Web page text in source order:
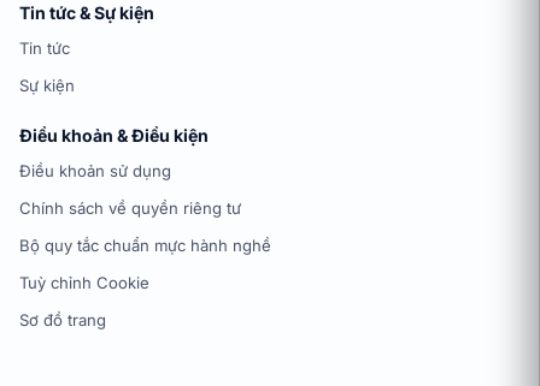
Tin tức & Sự kiện
Tin tức
Sự kiện
Điều khoản & Điều kiện
Điều khoản sử dụng
Chính sách về quyền riêng tư
Bộ quy tắc chuẩn mực hành nghề
Tuỳ chỉnh Cookie
Sơ đồ trang